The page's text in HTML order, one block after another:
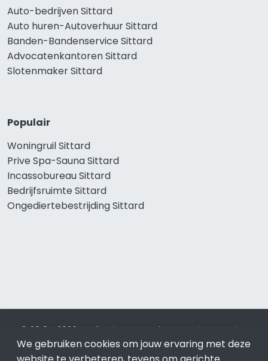
Auto-bedrijven Sittard
Auto huren-Autoverhuur Sittard
Banden-Bandenservice Sittard
Advocatenkantoren Sittard
Slotenmaker Sittard
Populair
Woningruil Sittard
Prive Spa-Sauna Sittard
Incassobureau Sittard
Bedrijfsruimte Sittard
Ongediertebestrijding Sittard
© 2019 - 2026 Realisatie en SEO door SEO-bureau
Lion
Internet. Betaal alleen voor bewezen resultaten?SEO
optimalisatie No Cure No Pay.Sittardis onderdeel van Lion
We gebruiken cookies om jouw ervaring met deze